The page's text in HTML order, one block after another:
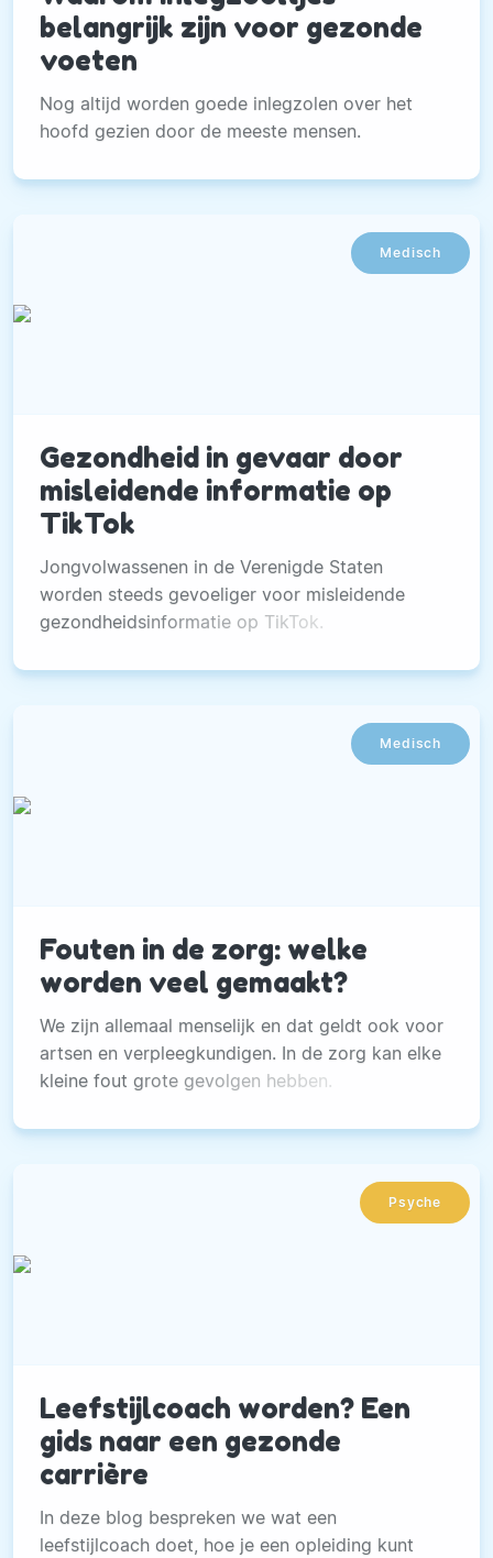
belangrijk zijn voor gezonde
voeten
Nog altijd worden goede inlegzolen over het
hoofd gezien door de meeste mensen.
Medisch
Gezondheid in gevaar door
misleidende informatie op
TikTok
Jongvolwassenen in de Verenigde Staten
worden steeds gevoeliger voor misleidende
gezondheidsinformatie op TikTok.
Medisch
Fouten in de zorg: welke
worden veel gemaakt?
We zijn allemaal menselijk en dat geldt ook voor
artsen en verpleegkundigen. In de zorg kan elke
kleine fout grote gevolgen hebben.
Psyche
Leefstijlcoach worden? Een
gids naar een gezonde
carrière
In deze blog bespreken we wat een
leefstijlcoach doet, hoe je een opleiding kunt